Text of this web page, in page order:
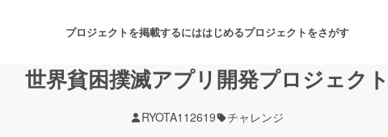
プロジェクトを掲載するにははじめるプロジェクトをさがす
世界貧困撲滅アプリ開発プロジェク
RYOTA112619 チャレンジ